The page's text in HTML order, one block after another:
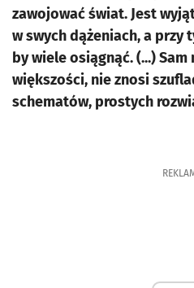
zawojować świat. Jest
w swych dążeniach, a przy
by wiele osiągnąć. (...)
większości, nie znosi
schematów, prostych